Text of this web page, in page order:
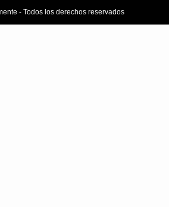
- Todos los derechos reservados